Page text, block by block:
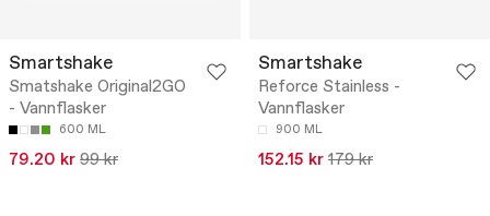
Smartshake
Smatshake Original2GO
- Vannflasker
600 ML
79.20 kr 99 kr
Smartshake
Reforce Stainless -
Vannflasker
900 ML
152.15 kr 179 kr